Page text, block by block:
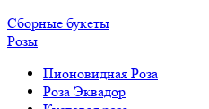
Сборные букеты
Розы
Пионовидная Роза
Роза Эквадор